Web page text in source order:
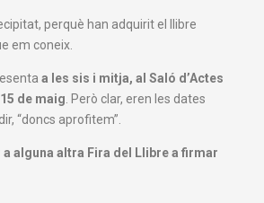
perquè han adquirit el llibre
em coneix.
a les sis i mitja, al Saló d’Actes
de maig . Però clar, eren les dates
“doncs aprofitem”.
a alguna altra Fira del Llibre a firmar